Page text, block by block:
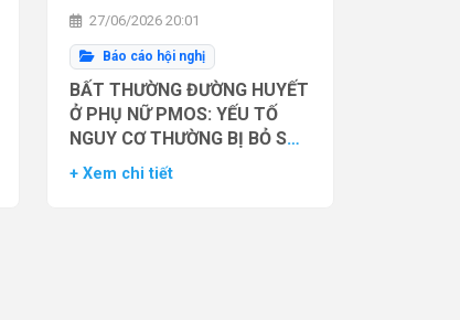
27/06/2026 20:01
Báo cáo hội nghị
BẤT THƯỜNG ĐƯỜNG HUYẾT
Ở PHỤ NỮ PMOS: YẾU TỐ
NGUY CƠ THƯỜNG BỊ BỎ SÓT
– DỮ LIỆU TỪ NGHIÊN CỨU
+ Xem chi tiết